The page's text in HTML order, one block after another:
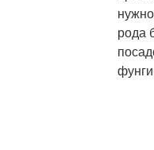
рода